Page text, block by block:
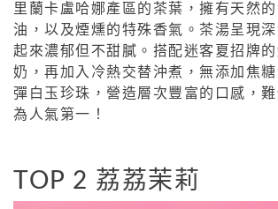
里蘭卡盧哈娜產區的茶葉，擁有天然
油，以及煙燻的特殊香氣。茶湯呈現
起來濃郁但不甜膩。搭配迷客夏招牌
奶，再加入冷熱交替沖煮，無添加焦
彈白玉珍珠，營造層次豐富的口感，
為人氣第一！
TOP 2 荔荔茉莉